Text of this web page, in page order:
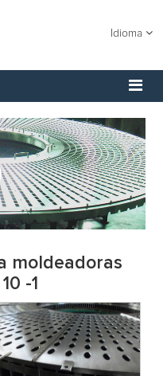
Idioma
moldeadoras
-1